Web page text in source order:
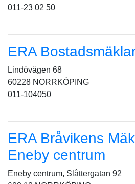
011-23 02 50
ERA
Lindövägen 68
60228 NORRKÖPING
011-104050
ERA Bråvikens
Eneby centrum
Eneby centrum, Slåttergatan 92